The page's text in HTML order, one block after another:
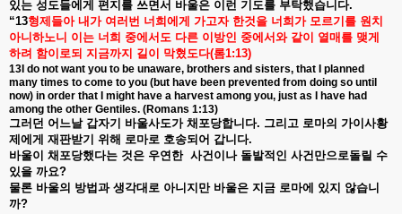
있는 성도들에게 편지를 쓰면서 바울은 이런 기도를 부탁했습니다.
“13형제들아 내가 여러번 너희에게 가고자 한것을 너희가 모르기를 원치
아니하노니 이는 너희 중에서도 다른 이방인 중에서와 같이 열매를 맺게
하려 함이로되 지금까지 길이 막혔도다(롬1:13)
13I do not want you to be unaware, brothers and sisters, that I planned
many times to come to you (but have been prevented from doing so until
now) in order that I might have a harvest among you, just as I have had
among the other Gentiles. (Romans 1:13)
그러던 어느날 갑자기 바울사도가 채포당합니다. 그리고 로마의 가이사황
제에게 재판받기 위해 로마로 호송되어 갑니다.
바울이 채포당했다는 것은 우연한 사건이나 돌발적인 사건만으로돌릴 수
있을 까요?
물론 바울의 방법과 생각대로 아니지만 바울은 지금 로마에 있지 않습니
까?